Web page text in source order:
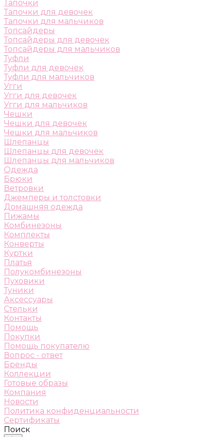
Тапочки
Тапочки для девочек
Тапочки для мальчиков
Топсайдеры
Топсайдеры для девочек
Топсайдеры для мальчиков
Туфли
Туфли для девочек
Туфли для мальчиков
Угги
Угги для девочек
Угги для мальчиков
Чешки
Чешки для девочек
Чешки для мальчиков
Шлепанцы
Шлепанцы для девочек
Шлепанцы для мальчиков
Одежда
Брюки
Ветровки
Джемперы и толстовки
Домашняя одежда
Пижамы
Комбинезоны
Комплекты
Конверты
Куртки
Платья
Полукомбинезоны
Пуховики
Туники
Аксессуары
Стельки
Контакты
Помощь
Покупки
Помощь покупателю
Вопрос - ответ
Бренды
Коллекции
Готовые образы
Компания
Новости
Политика конфиденциальности
Сертификаты
Поиск